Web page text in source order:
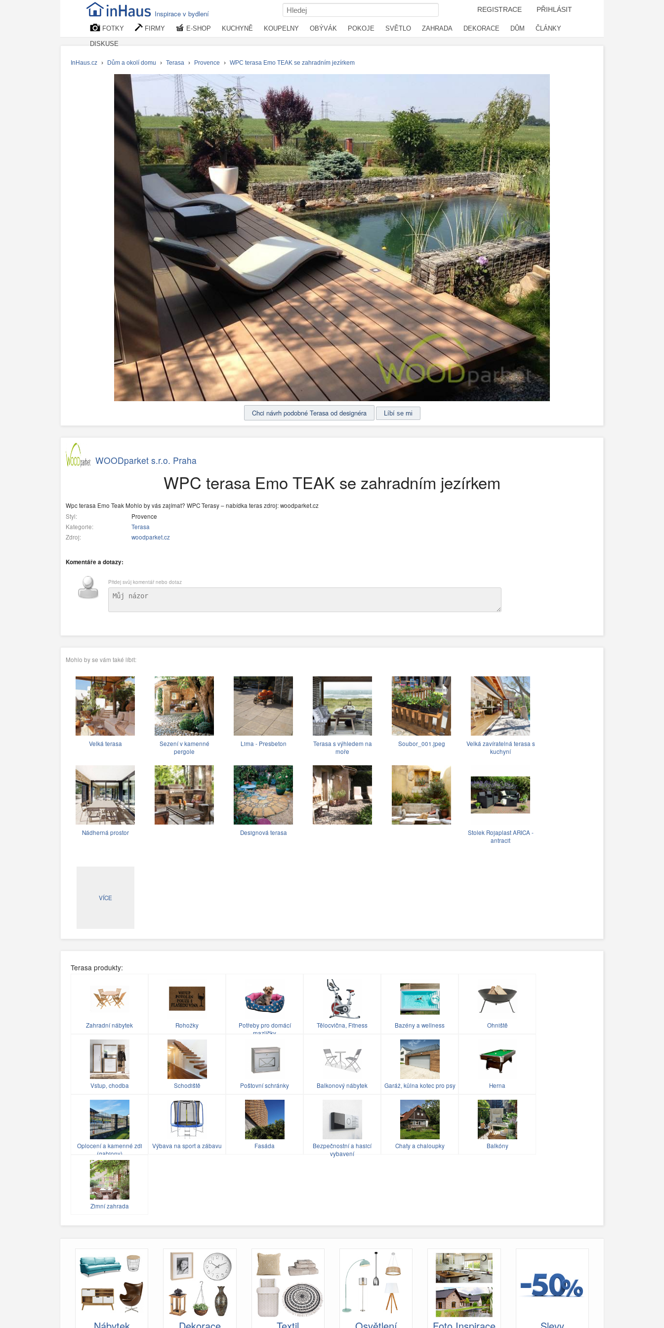
Inspirace v bydlení REGISTRACE PŘIHLÁSIT
FOTKY FIRMY E-SHOP KUCHYNĚ KOUPELNY OBÝVÁK POKOJE SVĚTLO ZAHRADA DEKORACE DŮM ČLÁNKY
DISKUSE
InHaus.cz › Dům a okolí domu › Terasa › Provence › WPC terasa Emo TEAK se zahradním jezírkem
Chci návrh podobné Terasa od designéra
WOODparket s.r.o. Praha
WPC terasa Emo TEAK se zahradním jezírkem
Wpc terasa Emo Teak Mohlo by vás zajímat? WPC Terasy – nabídka teras zdroj: woodparket.cz
Styl:
Provence
Kategorie:
Terasa
Zdroj:
woodparket.cz
Komentáře a dotazy:
Přidej svůj komentář nebo dotaz
Mohlo by se vám také líbit:
Velká terasa
Sezení v kamenné
pergole
Lima - Presbeton
Terasa s výhledem na
moře
Soubor_001.jpeg
Velká zavíratelná terasa s
kuchyní
Nádherná prostor Designová terasa
Stolek Rojaplast ARICA -
antracit
VÍCE
Terasa produkty:
Zahradní nábytek Rohožky
Potřeby pro domácí
mazlíčky
Tělocvična, Fitness Bazény a wellness Ohniště
Vstup, chodba Schodiště Poštovní schránky Balkonový nábytek Garáž, kůlna kotec pro psy Herna
Oplocení a kamenné zdi
(gabiony)
Výbava na sport a zábavu Fasáda
Bezpečnostní a hasicí
vybavení
Chaty a chaloupky Balkóny
Zimní zahrada